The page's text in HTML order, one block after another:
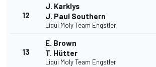
12
J. Karklys
J. Paul Southern
Liqui Moly Team Engstler
13
E. Brown
T. Hütter
Liqui Moly Team Engstler